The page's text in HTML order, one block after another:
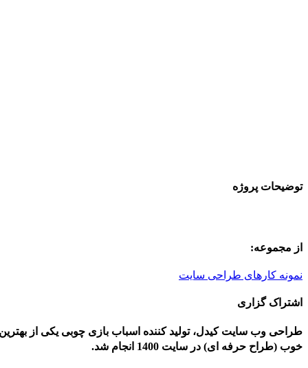
توضیحات پروژه
از مجموعه:
نمونه کارهای طراحی سایت
اشتراک گزاری
طراحی وب سایت کیدل، تولید کننده اسباب بازی چوبی یکی از
خوب (طراح حرفه ای) در سایت 1400 انجام شد.